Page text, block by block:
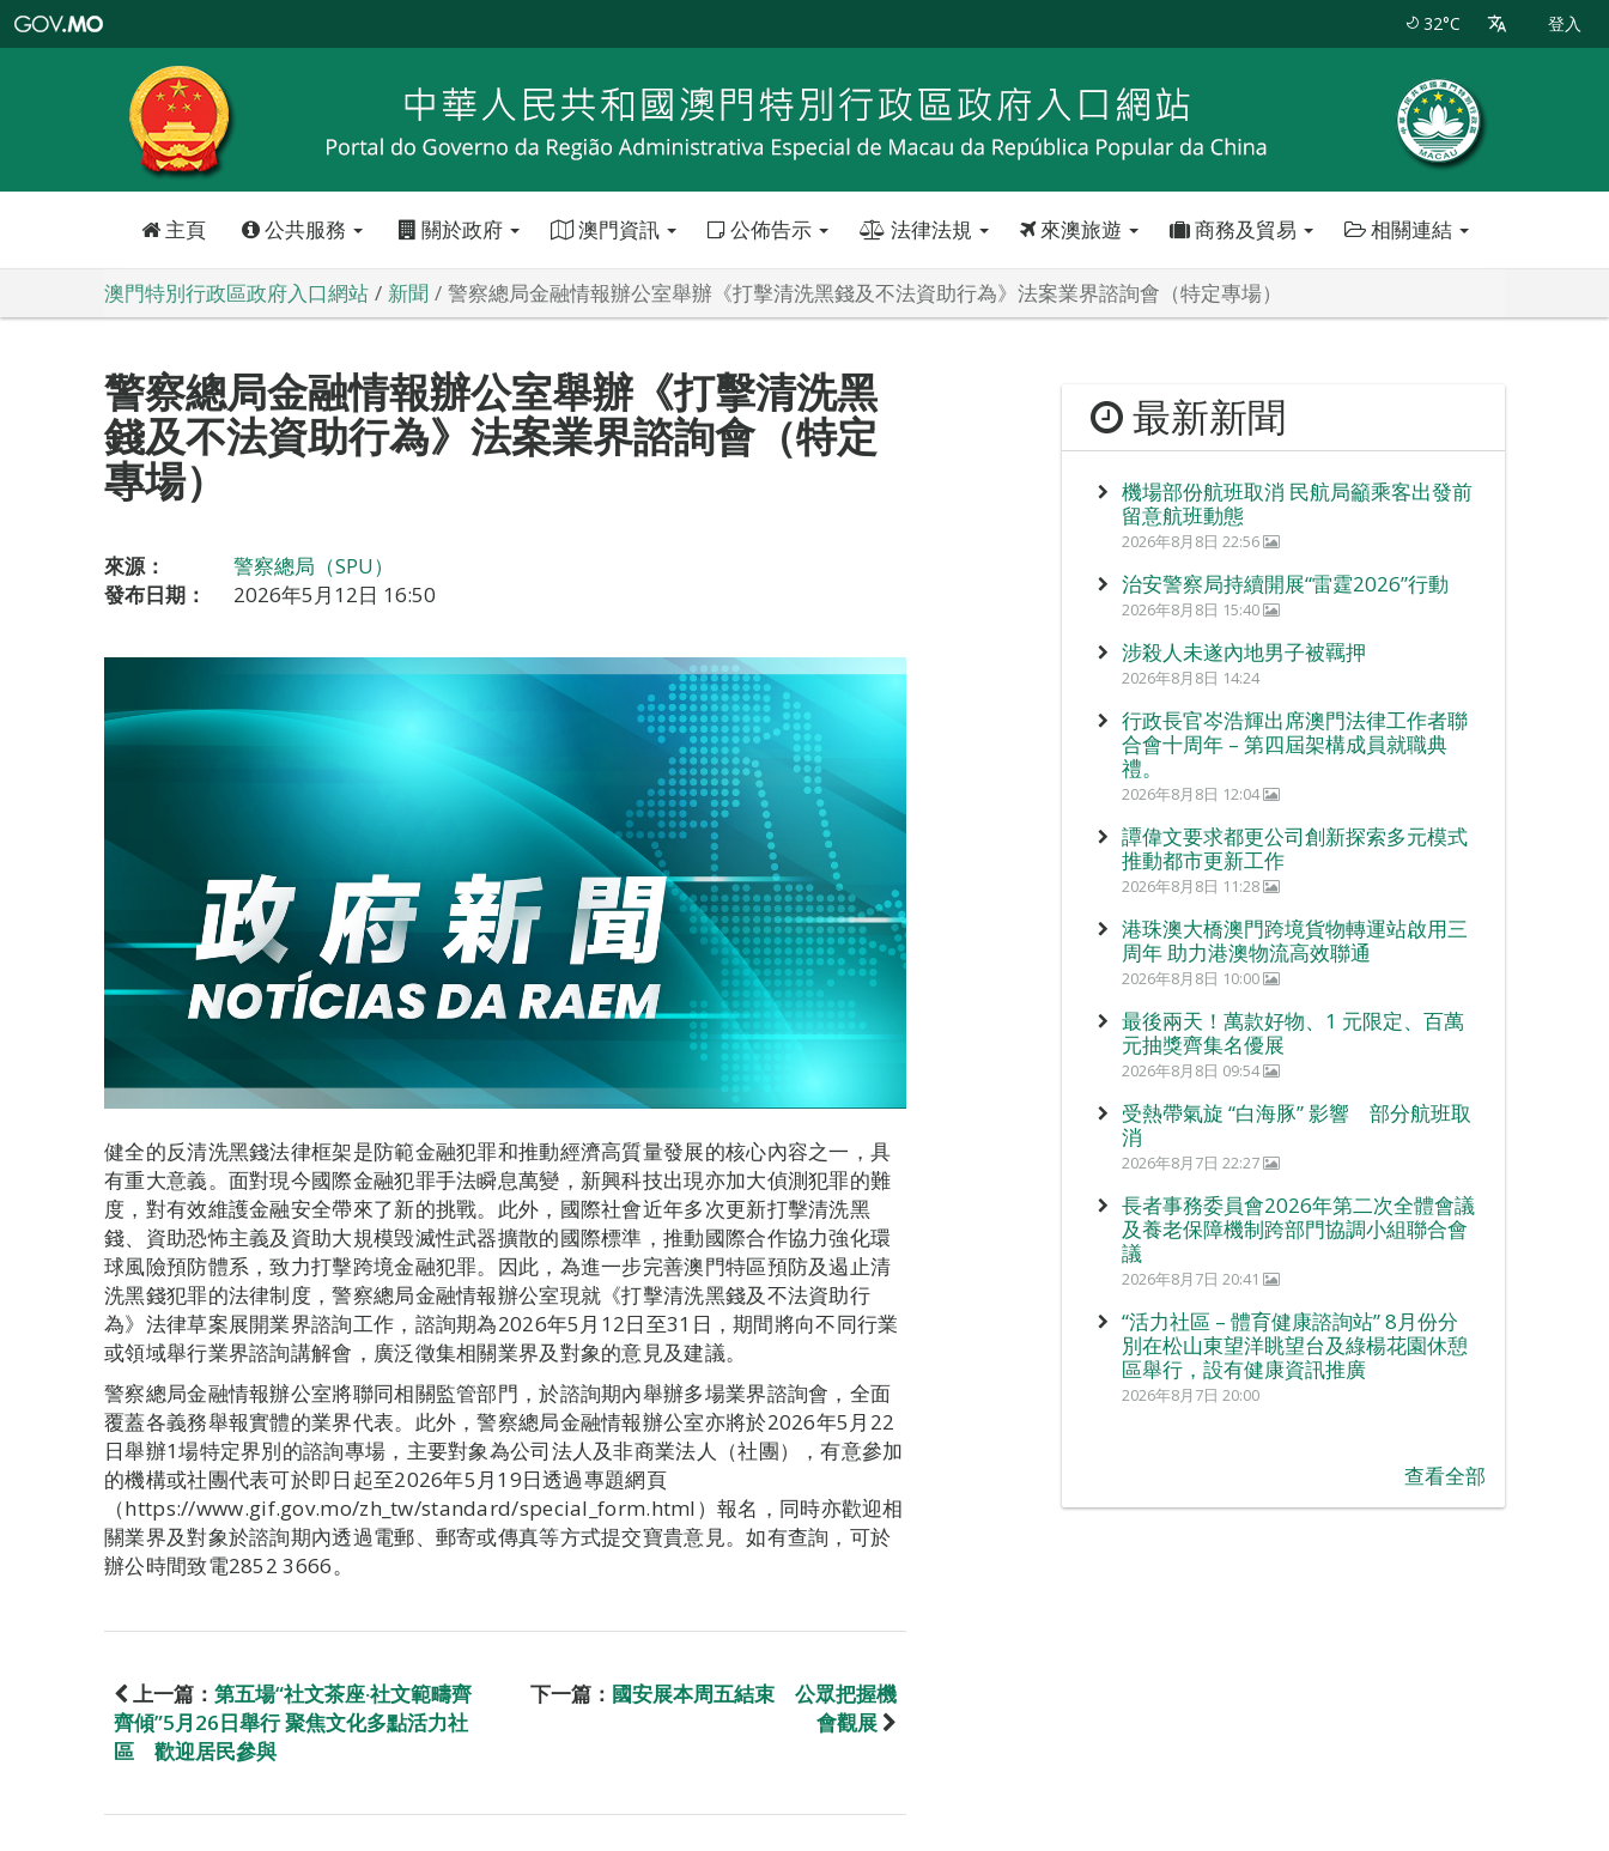
特
政
區
政
口
32°C 登入
主頁 公共服務 關於政府 澳門資訊 公佈告示 法律法規 來澳旅遊 商務及貿易 相關連結
澳門特別行政區政府入口網站 新聞 警察總局金融情報辦公室舉辦《打擊清洗黑錢及不法資助行為》法案業界諮詢會（特定專場）
警察總局金融情報辦公室舉辦《打擊清洗黑
錢及不法資助行為》法案業界諮詢會（特定
專場）
來源：
警察總局（SPU）
發布日期：
2026年5月12日 16:50
健全的反清洗黑錢法律框架是防範金融犯罪和推動經濟高質量發展的核心內容之一，具
有重大意義。面對現今國際金融犯罪手法瞬息萬變，新興科技出現亦加大偵測犯罪的難
度，對有效維護金融安全帶來了新的挑戰。此外，國際社會近年多次更新打擊清洗黑
錢、資助恐怖主義及資助大規模毁滅性武器擴散的國際標準，推動國際合作協力強化環
球風險預防體系，致力打擊跨境金融犯罪。因此，為進一步完善澳門特區預防及遏止清
洗黑錢犯罪的法律制度，警察總局金融情報辦公室現就《打擊清洗黑錢及不法資助行
為》法律草案展開業界諮詢工作，諮詢期為2026年5月12日至31日，期間將向不同行業
或領域舉行業界諮詢講解會，廣泛徵集相關業界及對象的意見及建議。
警察總局金融情報辦公室將聯同相關監管部門，於諮詢期內舉辦多場業界諮詢會，全面
覆蓋各義務舉報實體的業界代表。此外，警察總局金融情報辦公室亦將於2026年5月22
日舉辦1場特定界別的諮詢專場，主要對象為公司法人及非商業法人（社團），有意參加
的機構或社團代表可於即日起至2026年5月19日透過專題網頁
（https://www.gif.gov.mo/zh_tw/standard/special_form.html）報名，同時亦歡迎相
關業界及對象於諮詢期內透過電郵、郵寄或傳真等方式提交寶貴意見。如有查詢，可於
辦公時間致電2852 3666。
上一篇： 第五場“社文茶座‧社文範疇齊
齊傾”5月26日舉行 聚焦文化多點活力社
區 歡迎居民參與
下一篇： 國安展本周五結束 公眾把握機
會觀展
最新新聞
機場部份航班取消 民航局籲乘客出發前
留意航班動態
2026年8月8日 22:56
治安警察局持續開展“雷霆2026”行動
2026年8月8日 15:40
涉殺人未遂內地男子被羈押
2026年8月8日 14:24
行政長官岑浩輝出席澳門法律工作者聯
合會十周年 – 第四屆架構成員就職典
禮。
2026年8月8日 12:04
譚偉文要求都更公司創新探索多元模式
推動都市更新工作
2026年8月8日 11:28
港珠澳大橋澳門跨境貨物轉運站啟用三
周年 助力港澳物流高效聯通
2026年8月8日 10:00
最後兩天！萬款好物、1 元限定、百萬
元抽獎齊集名優展
2026年8月8日 09:54
受熱帶氣旋 “白海豚” 影響 部分航班取
消
2026年8月7日 22:27
長者事務委員會2026年第二次全體會議
及養老保障機制跨部門協調小組聯合會
議
2026年8月7日 20:41
“活力社區 – 體育健康諮詢站” 8月份分
別在松山東望洋眺望台及綠楊花園休憩
區舉行，設有健康資訊推廣
2026年8月7日 20:00
查看全部